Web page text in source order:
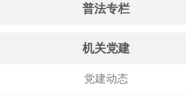
普法专栏
机关党建
党建动态